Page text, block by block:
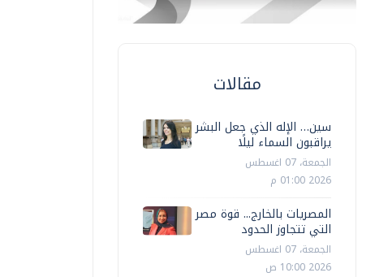
مقالات
سين… الإله الذي جعل البشر
يراقبون السماء ليلًا
الجمعة، 07 اغسطس
2026 01:00 م
المصريات بالخارج... قوة مصر
التي تتجاوز الحدود
الجمعة، 07 اغسطس
2026 10:00 ص